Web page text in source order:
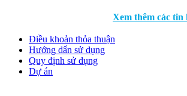
Xem thêm các
Điều khoản thỏa thuận
Hướng dẩn sử dụng
Quy định sử dụng
Dự án